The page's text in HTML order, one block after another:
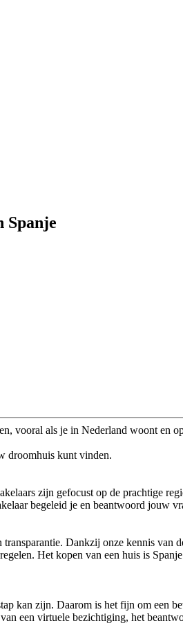
Spanje
vooral als je in Nederland woont en
droomhuis kunt vinden.
zijn gefocust op de prachtige
begeleid je en beantwoord jouw
Dankzij onze kennis van
Het kopen van een huis is
kan zijn. Daarom is het fijn om een
een virtuele bezichtiging, het